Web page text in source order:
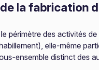
la fabrication
périmètre des activités
elle-même
ensemble distinct des